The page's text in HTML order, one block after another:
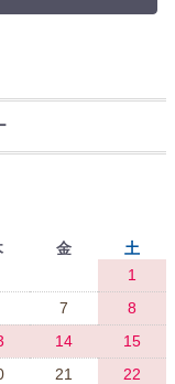
金
土
1
7
8
14
15
21
22